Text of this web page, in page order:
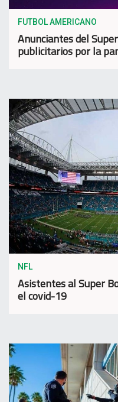
FUTBOL AMERICANO
Anunciantes del
publicitarios por la
NFL
Asistentes al Super
el covid-19